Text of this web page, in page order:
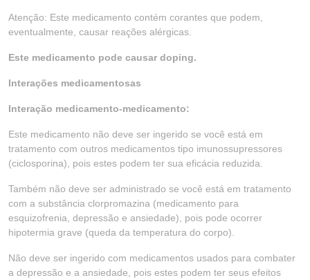
Atenção: Este medicamento contém corantes que podem,
eventualmente, causar reações alérgicas.
Este medicamento pode causar doping.
Interações medicamentosas
Interação medicamento-medicamento:
Este medicamento não deve ser ingerido se você está em
tratamento com outros medicamentos tipo imunossupressores
(ciclosporina), pois estes podem ter sua eficácia reduzida.
Também não deve ser administrado se você está em tratamento
com a substância clorpromazina (medicamento para
esquizofrenia, depressão e ansiedade), pois pode ocorrer
hipotermia grave (queda da temperatura do corpo).
Não deve ser ingerido com medicamentos usados para combater
a depressão e a ansiedade, pois estes podem ter seus efeitos